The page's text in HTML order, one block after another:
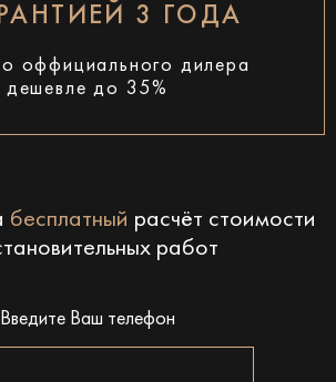
3 ГОДА
оффициального дилера
дешевле до 35%
бесплатный расчёт стоимости
работ
Введите Ваш телефон